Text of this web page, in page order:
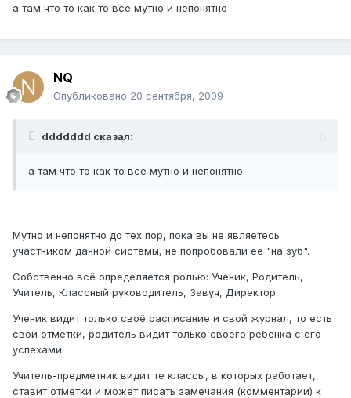
а там что то как то все мутно и непонятно
NQ
Опубликовано 20 сентября, 2009
ddddddd сказал:
а там что то как то все мутно и непонятно
Мутно и непонятно до тех пор, пока вы не являетесь
участником данной системы, не попробовали её "на зуб".
Собственно всё определяется ролью: Ученик, Родитель,
Учитель, Классный руководитель, Завуч, Директор.
Ученик видит только своё расписание и свой журнал, то есть
свои отметки, родитель видит только своего ребенка с его
успехами.
Учитель-предметник видит те классы, в которых работает,
ставит отметки и может писать замечания (комментарии) к